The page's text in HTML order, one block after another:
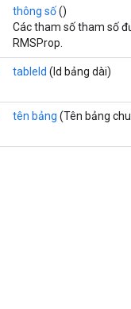
thông số()
Các tham số tham số
RMSProp.
tableId (Id bảng dài)
tên bảng (Tên bảng